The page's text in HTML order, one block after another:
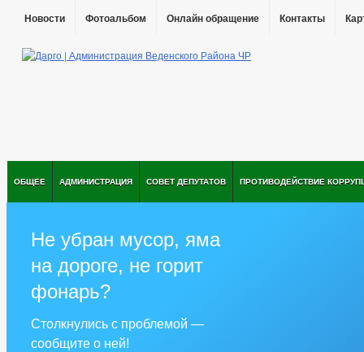
Новости Фотоальбом Онлайн обращение Контакты
ОБЩЕЕ АДМИНИСТРАЦИЯ СОВЕТ ДЕПУТАТОВ ПРОТИВОДЕЙСТВИЕ
Не убран мусор, яма
на дороге, не горит
фонарь?
Столкнулись с проблемой —
сообщите о ней!